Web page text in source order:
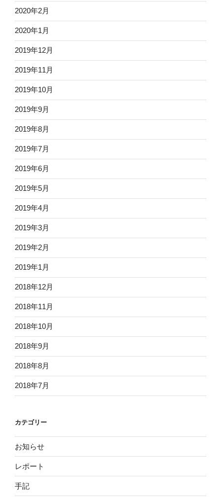
2020年2月
2020年1月
2019年12月
2019年11月
2019年10月
2019年9月
2019年8月
2019年7月
2019年6月
2019年5月
2019年4月
2019年3月
2019年2月
2019年1月
2018年12月
2018年11月
2018年10月
2018年9月
2018年8月
2018年7月
カテゴリー
お知らせ
レポート
手記